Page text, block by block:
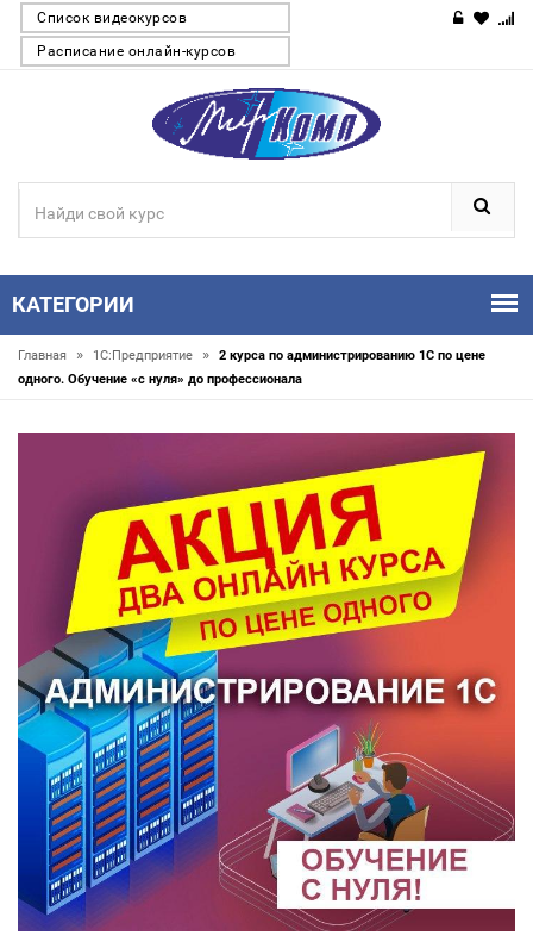
Список видеокурсов
Расписание онлайн-курсов
КАТЕГОРИИ
Главная » 1С:Предприятие »
2 курса по администрированию 1С по цене
одного. Обучение «с нуля» до профессионала